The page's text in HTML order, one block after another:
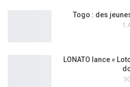
Togo : des
1
LONATO lance «